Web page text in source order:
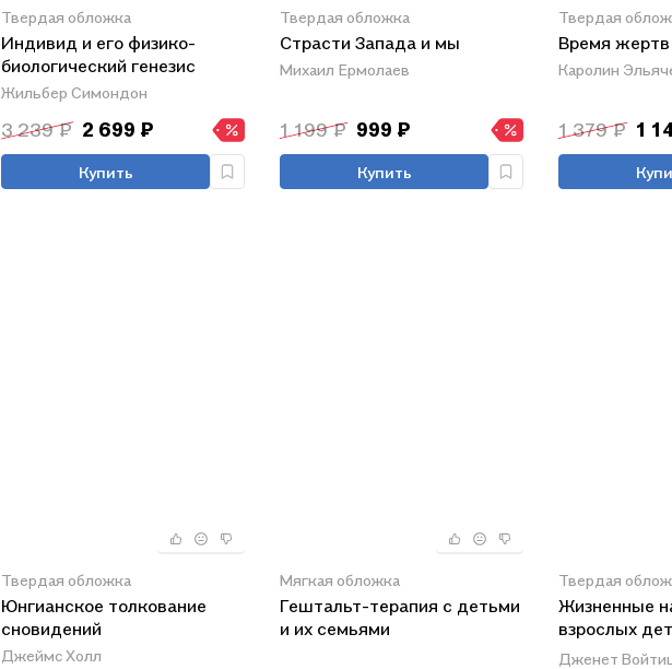
Твердая обложка
Индивид и его физико-
биологический генезис
Жильбер Симондон
3 239 ₽ 2 699 ₽
Купить
Твердая обложка
Страсти Запада и мы
Михаил Ермолаев
1 199 ₽ 999 ₽
Купить
Твердая
Время жертв
Каролин
1 379 ₽ 1
Твердая обложка
Юнгианское толкование
сновидений
Джеймс Холл
Мягкая обложка
Гештальт-терапия с детьми
и их семьями
Твердая
Жизненные
взрослых
алкоголиков
Дженет